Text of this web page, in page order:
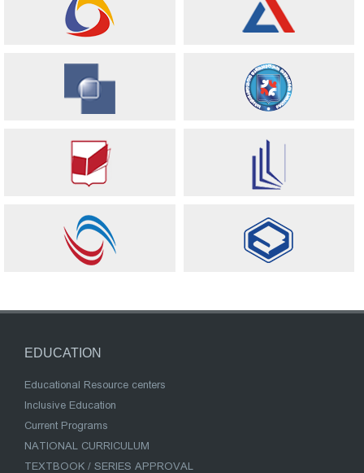
EDUCATION
Educational Resource centers
Inclusive Education
Current Programs
NATIONAL CURRICULUM
TEXTBOOK / SERIES APPROVAL